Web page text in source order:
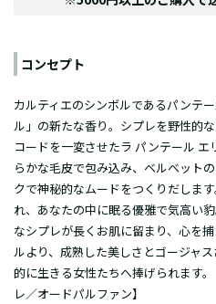
コンセプト
カルティエのシンボルであるパンテ
ル」の新たな香り。シプレを野性的
コードを一変させたラ パンテール
らかな毛皮で包み込み、ベルベット
クで神秘的なムードをつくりだしま
れ、あなたの中に眠る優雅で気高い
なシプレが長くお肌に留まり、心を
ルより、成熟した美しさとゴージャ
的に生きる女性たちへ捧げられます
レ／オードパルファン】